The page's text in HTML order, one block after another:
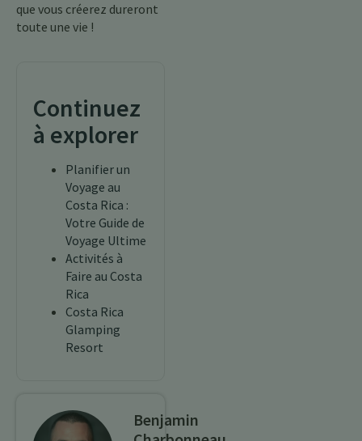
que vous créerez dureront
toute une vie !
Continuez
à explorer
Planifier un
Voyage au
Costa Rica :
Votre Guide de
Voyage Ultime
Activités à
Faire au Costa
Rica
Costa Rica
Glamping
Resort
Benjamin